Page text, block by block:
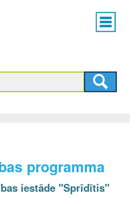
Main
menu
programma
iestāde "Sprīdītis"